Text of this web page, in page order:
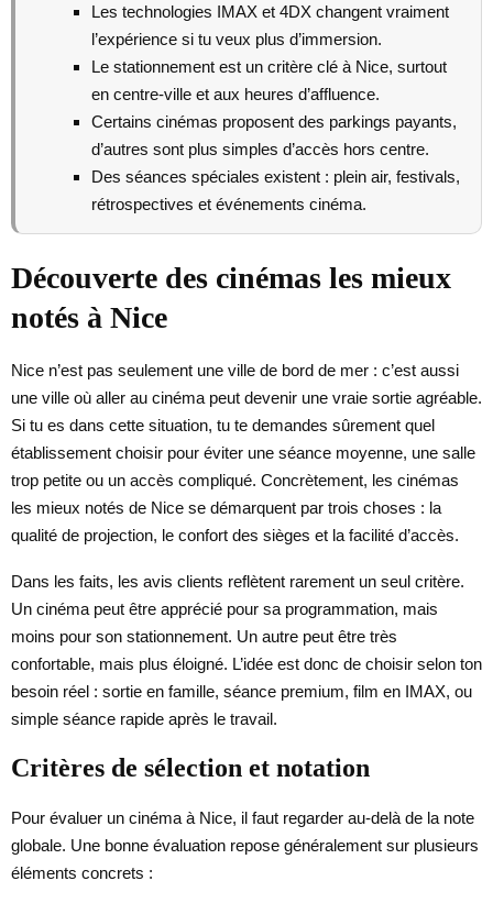
Les technologies IMAX et 4DX changent vraiment
l’expérience si tu veux plus d’immersion.
Le stationnement est un critère clé à Nice, surtout
en centre-ville et aux heures d’affluence.
Certains cinémas proposent des parkings payants,
d’autres sont plus simples d’accès hors centre.
Des séances spéciales existent : plein air, festivals,
rétrospectives et événements cinéma.
Découverte des cinémas les mieux
notés à Nice
Nice n’est pas seulement une ville de bord de mer : c’est aussi
une ville où aller au cinéma peut devenir une vraie sortie agréable.
Si tu es dans cette situation, tu te demandes sûrement quel
établissement choisir pour éviter une séance moyenne, une salle
trop petite ou un accès compliqué. Concrètement, les cinémas
les mieux notés de Nice se démarquent par trois choses : la
qualité de projection, le confort des sièges et la facilité d’accès.
Dans les faits, les avis clients reflètent rarement un seul critère.
Un cinéma peut être apprécié pour sa programmation, mais
moins pour son stationnement. Un autre peut être très
confortable, mais plus éloigné. L’idée est donc de choisir selon ton
besoin réel : sortie en famille, séance premium, film en IMAX, ou
simple séance rapide après le travail.
Critères de sélection et notation
Pour évaluer un cinéma à Nice, il faut regarder au-delà de la note
globale. Une bonne évaluation repose généralement sur plusieurs
éléments concrets :